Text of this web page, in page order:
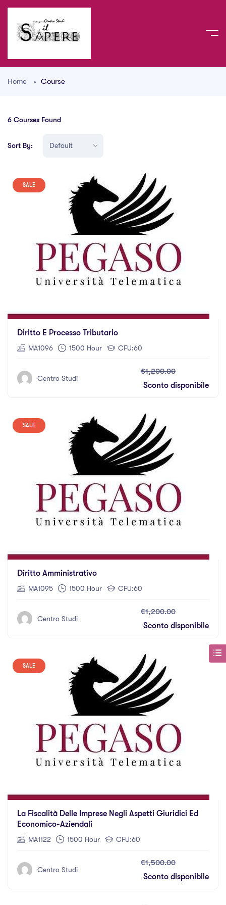
Home Course
6 Courses Found
Sort By:
SALE
Diritto E Processo Tributario
MA1096 1500 Hour CFU:60
Centro Studi
€1,200.00
Sconto disponibile
SALE
Diritto Amministrativo
MA1095 1500 Hour CFU:60
Centro Studi
€1,200.00
Sconto disponibile
SALE
La Fiscalità Delle Imprese Negli Aspetti Giuridici Ed
Economico-Aziendali
MA1122 1500 Hour CFU:60
Centro Studi
€1,500.00
Sconto disponibile